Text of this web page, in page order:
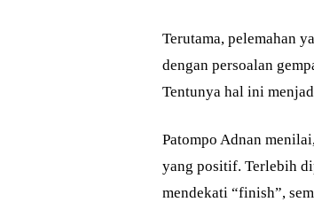
Terutama, pelemahan
dengan persoalan
Tentunya hal ini
Patompo Adnan
yang positif. Terlebih
mendekati “finish”,